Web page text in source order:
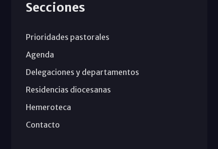
Secciones
Prioridades pastorales
Agenda
Delegaciones y departamentos
Residencias diocesanas
Hemeroteca
Contacto